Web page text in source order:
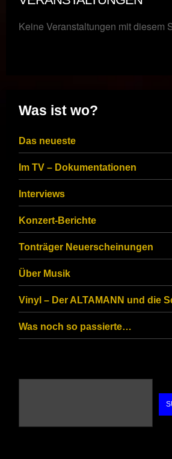
Keine Veranstaltungen mit diesem
Was ist wo?
Das neueste
Im TV – Dokumentationen
Interviews
Konzert-Berichte
Tonträger Neuerscheinungen
Über Musik
Vinyl – Der ALTAMANN und die
Was noch so passierte…